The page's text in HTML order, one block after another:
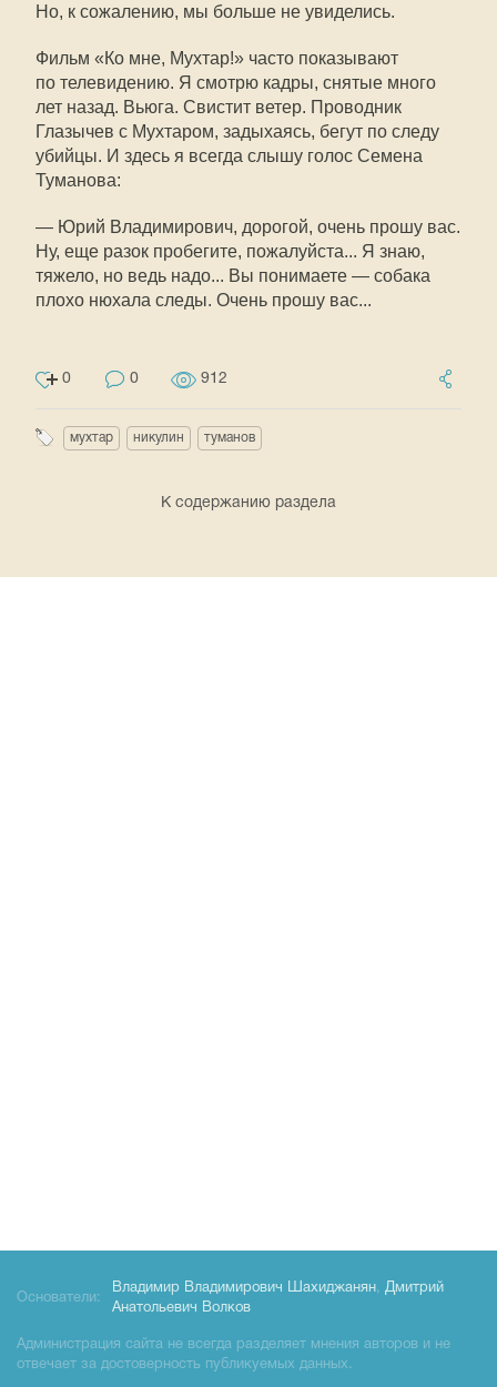
Но, к сожалению, мы больше не увиделись.
Фильм «Ко мне, Мухтар!» часто показывают
по телевидению. Я смотрю кадры, снятые много
лет назад. Вьюга. Свистит ветер. Проводник
Глазычев с Мухтаром, задыхаясь, бегут по следу
убийцы. И здесь я всегда слышу голос Семена
Туманова:
— Юрий Владимирович, дорогой, очень прошу вас.
Ну, еще разок пробегите, пожалуйста... Я знаю,
тяжело, но ведь надо... Вы понимаете — собака
плохо нюхала следы. Очень прошу вас...
0 0 912
мухтар никулин туманов
К содержанию раздела
Основатели:
Владимир Владимирович Шахиджанян, Дмитрий
Анатольевич Волков
Администрация сайта не всегда разделяет мнения авторов и не
отвечает за достоверность публикуемых данных.